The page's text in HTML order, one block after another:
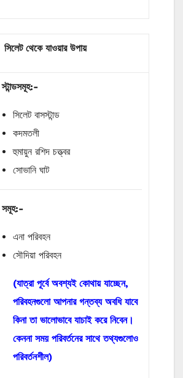
সিলেট থেকে যাওয়ার উপায়
স্টান্ডসমূহ:-
সিলেট বাসস্টান্ড
কদমতলী
হুমায়ুন রশিদ চত্ত্বর
সোভানি ঘাট
সমূহ:-
এনা পরিবহন
সৌদিয়া পরিবহন
(যাত্রা পূর্বে অবশ্যই কোথায় যাচ্ছেন,
পরিবহনগুলো আপনার গন্তব্য অবধি যাবে
কিনা তা ভালোভাবে যাচাই করে নিবেন।
কেননা সময় পরিবর্তনের সাথে তথ্যগুলোও
পরিবর্তনশীল)